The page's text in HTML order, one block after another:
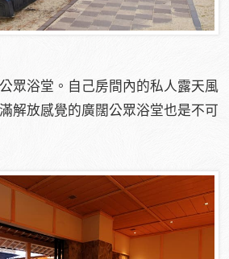
眾浴堂。自己房間內的私人露天風
解放感覺的廣闊公眾浴堂也是不可